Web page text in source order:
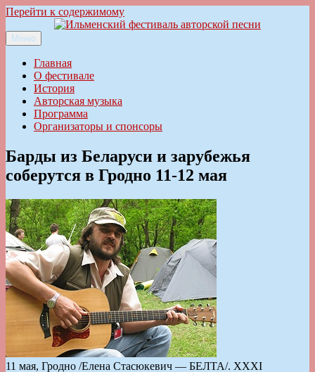
Перейти к содержимому
Ильменский фестиваль авторской песни
Меню
Главная
О фестивале
История
Авторская музыка
Программа
Организаторы и спонсоры
Барды из Беларуси и зарубежья
соберутся в Гродно 11-12 мая
11 мая, Гродно /Елена Стасюкевич — БЕЛТА/. XXXI